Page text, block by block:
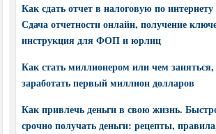
Как сдать отчет в налоговую по
Сдача отчетности онлайн, получение
инструкция для ФОП и юрлиц
Как стать миллионером или чем
заработать первый миллион долларов
Как привлечь деньги в свою жизнь.
срочно получать деньги: рецепты,